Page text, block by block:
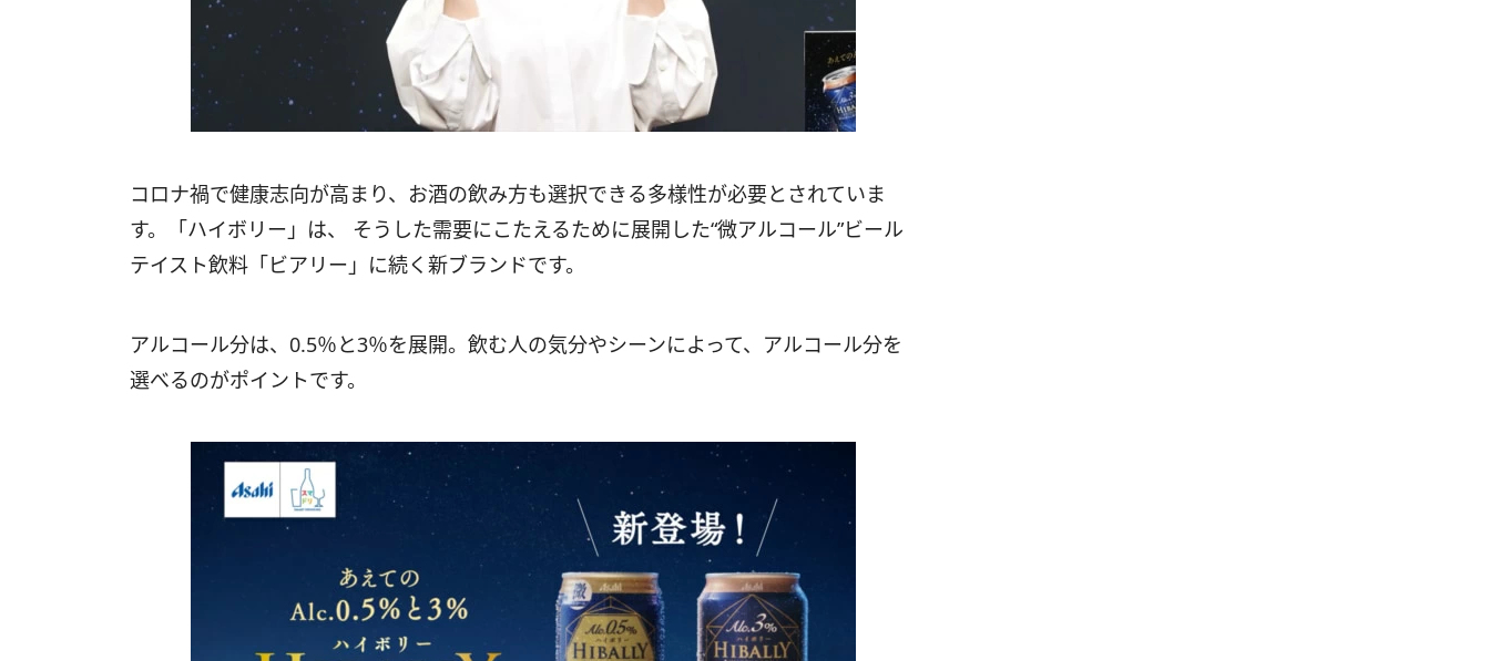
コロナ禍で健康志向が高まり、お酒の飲み方も選択できる多様性が必要とされていま
す。「ハイボリー」は、 そうした需要にこたえるために展開した“微アルコール”ビール
テイスト飲料「ビアリー」に続く新ブランドです。
アルコール分は、0.5％と3％を展開。飲む人の気分やシーンによって、アルコール分を
選べるのがポイントです。